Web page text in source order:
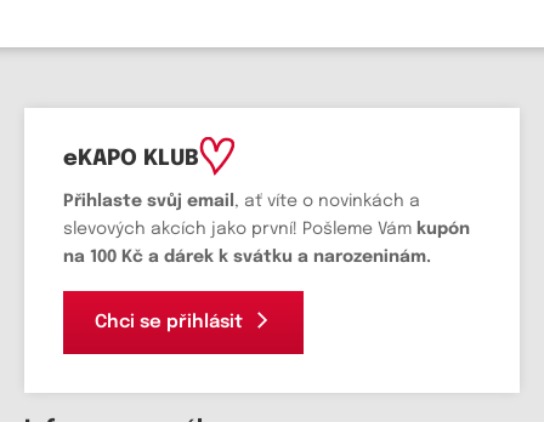
eKAPO KLUB
Přihlaste svůj email , ať víte o novinkách a
slevových akcích jako první! Pošleme Vám kupón
na 100 Kč a dárek k svátku a narozeninám.
Chci se přihlásit